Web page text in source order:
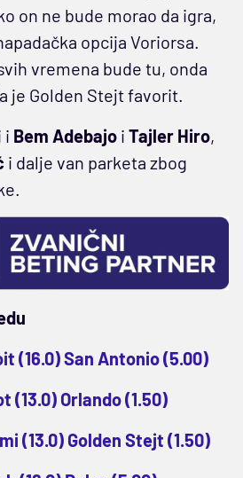
on ne bude morao da igra,
opcija Voriorsa.
vremena bude tu, onda
je Golden Stejt favorit.
i Bem Adebajo i Tajler Hiro,
i dalje van parketa zbog
(16.0) San Antonio (5.00)
(13.0) Orlando (1.50)
(13.0) Golden Stejt (1.50)